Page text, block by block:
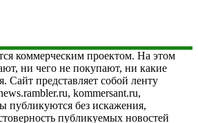
коммерческим проектом. На этом
ни чего не покупают, ни какие
Сайт представляет собой ленту
kommersant.ru,
публикуются без искажения,
публикуемых новостей